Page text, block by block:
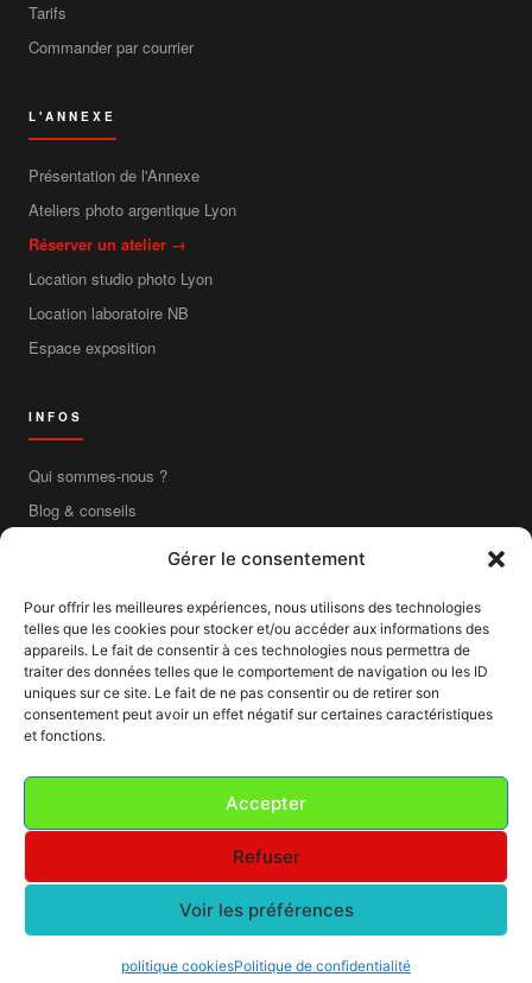
Gérer le consentement
Pour offrir les meilleures expériences, nous utilisons des technologies
telles que les cookies pour stocker et/ou accéder aux informations des
appareils. Le fait de consentir à ces technologies nous permettra de
traiter des données telles que le comportement de navigation ou les ID
uniques sur ce site. Le fait de ne pas consentir ou de retirer son
consentement peut avoir un effet négatif sur certaines caractéristiques
et fonctions.
Accepter
Refuser
Voir les préférences
politique cookiesPolitique de confidentialité
Tarifs
Commander par courrier
L'ANNEXE
Présentation de l'Annexe
Ateliers photo argentique Lyon
Réserver un atelier →
Location studio photo Lyon
Location laboratoire NB
Espace exposition
INFOS
Qui sommes-nous ?
Blog & conseils
Livraison France entière
Mentions légales
CGV
CGU
Cookies
■ ■ ■ ■ ■ ■ ■ ■ ■ ■